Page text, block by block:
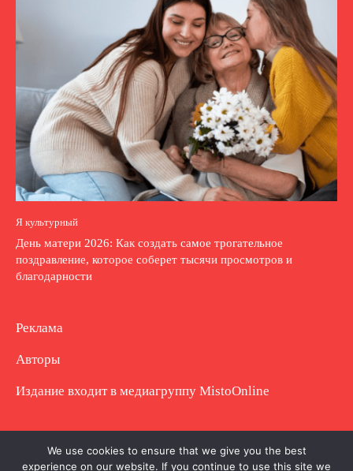
Я культурный
День матери 2026: Как создать самое трогательное
поздравление, которое соберет тысячи просмотров и
благодарности
Реклама
Авторы
Издание входит в медиагруппу MistoOnline
Copyright © Полное использование материала
We use cookies to ensure that we give you the best
experience on our website. If you continue to use this site we